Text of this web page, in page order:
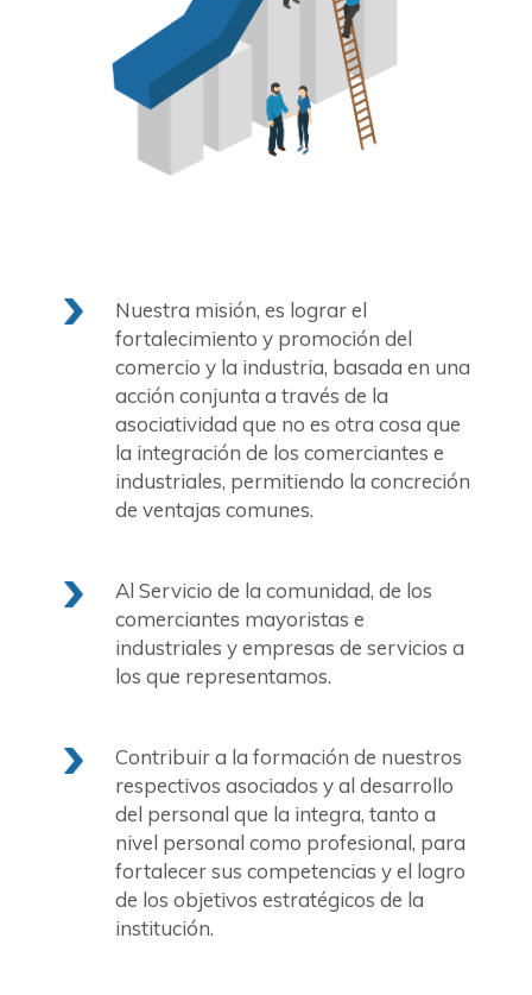
Nuestra misión, es lograr el
fortalecimiento y promoción del
comercio y la industria, basada en una
acción conjunta a través de la
asociatividad que no es otra cosa que
la integración de los comerciantes e
industriales, permitiendo la concreción
de ventajas comunes.
Al Servicio de la comunidad, de los
comerciantes mayoristas e
industriales y empresas de servicios a
los que representamos.
Contribuir a la formación de nuestros
respectivos asociados y al desarrollo
del personal que la integra, tanto a
nivel personal como profesional, para
fortalecer sus competencias y el logro
de los objetivos estratégicos de la
institución.